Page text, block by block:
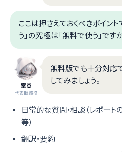
ここは押さえておくべきポイント
う」の究極は「無料で使う」です
室谷
代表取締役
無料版でも十分対応
してみましょう。
日常的な質問・相談（レポート
等）
翻訳・要約